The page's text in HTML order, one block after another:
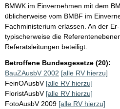
BMWK im Einvernehmen mit dem
üblicherweise vom BMBF im
Fachministerium erlassen. An der
typischerweise die
Referatsleitungen beteiligt.
Betroffene Bundesgesetze (20):
BauZAusbV 2002 [alle RV hierzu]
FeinOAusbV [alle RV hierzu]
FloristAusbV [alle RV hierzu]
FotoAusbV 2009 [alle RV hierzu]